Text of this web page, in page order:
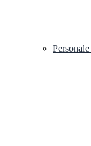
Personale